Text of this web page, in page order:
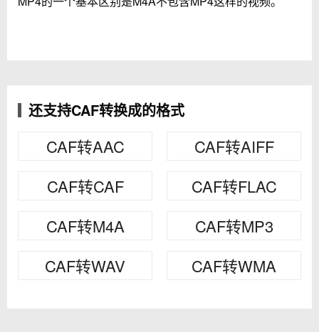
还支持CAF转换成的格式
CAF转AAC
CAF转AIFF
CAF转CAF
CAF转FLAC
CAF转M4A
CAF转MP3
CAF转WAV
CAF转WMA